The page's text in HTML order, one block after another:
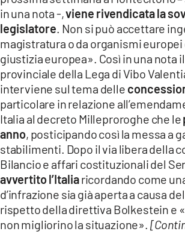
COSENZACHANNEL.IT
ILVIBONESE.IT
CATANZAROCHANNEL.IT
LACAPITALENEWS.IT
App
ANDROID
APPLE
in una nota -,viene rivendicata la
legislatore . Non si può accettare
magistratura o da organismi europei
giustizia europea». Così in una nota
provinciale della Lega di Vibo
interviene sul tema delle
particolare in relazione
Italia al decreto Milleproroghe che le
anno, posticipando così la messa a
stabilimenti. Dopo il via libera della
Bilancio e affari costituzionali del
avvertito l’Italiaricordando come
d’infrazione sia già aperta a causa
rispetto della direttiva Bolkestein e
non migliorino la situazione».